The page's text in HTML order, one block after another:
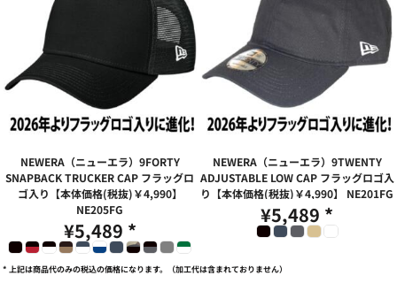
NEWERA（ニューエラ）9FORTY
SNAPBACK TRUCKER CAP フラッグロ
ゴ入り【本体価格(税抜)￥4,990】
NE205FG
¥5,489 *
NEWERA（ニューエラ）9TWENTY
ADJUSTABLE LOW CAP フラッグロゴ入
り【本体価格(税抜)￥4,990】
NE201FG
¥5,489 *
* 上記は商品代のみの税込の価格になります。（加工代は含まれておりません）